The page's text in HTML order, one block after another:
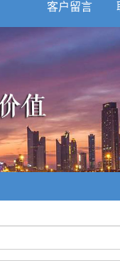
客户留言